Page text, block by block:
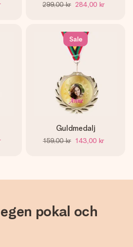
299,00 kr 284,00 kr
Sale
Guldmedalj
159,00 kr 143,00 kr
pokal och